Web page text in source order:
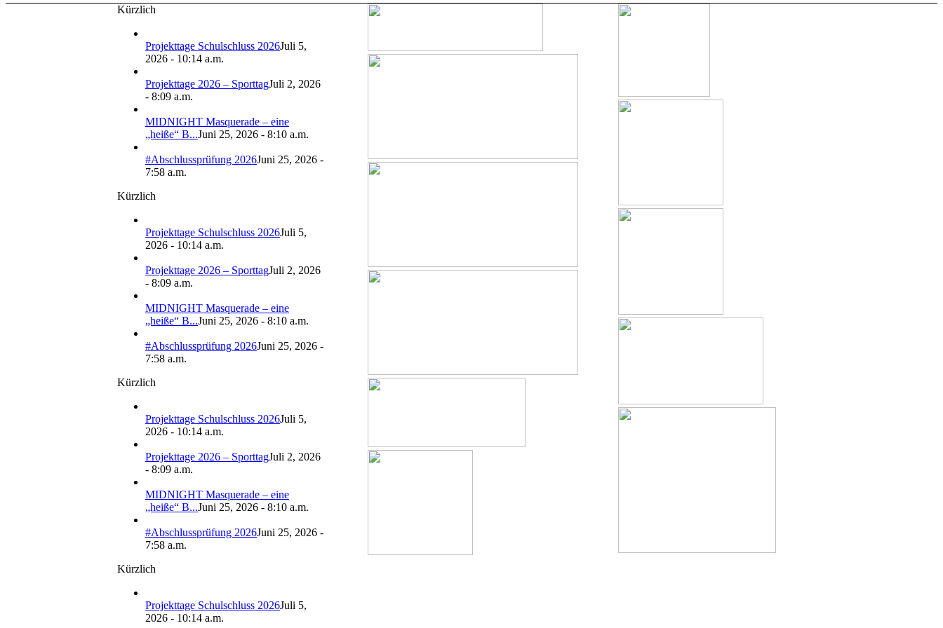
Kürzlich
Projekttage Schulschluss 2026Juli 5,
2026 - 10:14 a.m.
Projekttage 2026 – SporttagJuli 2, 2026
- 8:09 a.m.
MIDNIGHT Masquerade – eine
„heiße“ B...Juni 25, 2026 - 8:10 a.m.
#Abschlussprüfung 2026Juni 25, 2026 -
7:58 a.m.
Kürzlich
Projekttage Schulschluss 2026Juli 5,
2026 - 10:14 a.m.
Projekttage 2026 – SporttagJuli 2, 2026
- 8:09 a.m.
MIDNIGHT Masquerade – eine
„heiße“ B...Juni 25, 2026 - 8:10 a.m.
#Abschlussprüfung 2026Juni 25, 2026 -
7:58 a.m.
Kürzlich
Projekttage Schulschluss 2026Juli 5,
2026 - 10:14 a.m.
Projekttage 2026 – SporttagJuli 2, 2026
- 8:09 a.m.
MIDNIGHT Masquerade – eine
„heiße“ B...Juni 25, 2026 - 8:10 a.m.
#Abschlussprüfung 2026Juni 25, 2026 -
7:58 a.m.
Kürzlich
Projekttage Schulschluss 2026Juli 5,
2026 - 10:14 a.m.